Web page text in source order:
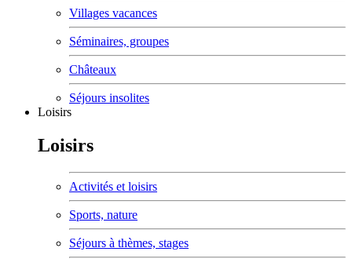
Villages vacances
Séminaires, groupes
Châteaux
Séjours insolites
Loisirs
Loisirs
Activités et loisirs
Sports, nature
Séjours à thèmes, stages